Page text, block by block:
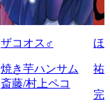
ザコオス♂
焼き芋ハンサム
斎藤/村上ペコ
ほ
祐
完